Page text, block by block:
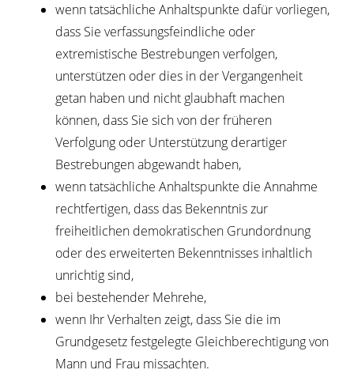
wenn tatsächliche Anhaltspunkte dafür vorliegen,
dass Sie verfassungsfeindliche oder
extremistische Bestrebungen verfolgen,
unterstützen oder dies in der Vergangenheit
getan haben und nicht glaubhaft machen
können, dass Sie sich von der früheren
Verfolgung oder Unterstützung derartiger
Bestrebungen abgewandt haben,
wenn tatsächliche Anhaltspunkte die Annahme
rechtfertigen, dass das Bekenntnis zur
freiheitlichen demokratischen Grundordnung
oder des erweiterten Bekenntnisses inhaltlich
unrichtig sind,
bei bestehender Mehrehe,
wenn Ihr Verhalten zeigt, dass Sie die im
Grundgesetz festgelegte Gleichberechtigung von
Mann und Frau missachten.